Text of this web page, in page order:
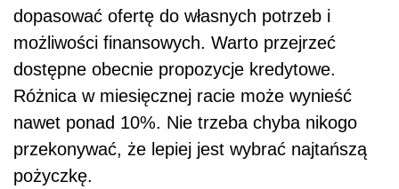
dopasować ofertę do własnych potrzeb i
możliwości finansowych. Warto przejrzeć
dostępne obecnie propozycje kredytowe.
Różnica w miesięcznej racie może wynieść
nawet ponad 10%. Nie trzeba chyba nikogo
przekonywać, że lepiej jest wybrać najtańszą
pożyczkę.